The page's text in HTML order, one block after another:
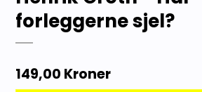
forleggerne sjel?
149,00 Kroner